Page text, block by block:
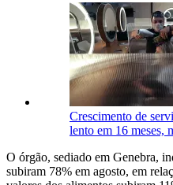
Crescimento de
lento em 16 meses,
O órgão, sediado em Genebra,
subiram 78% em agosto, em